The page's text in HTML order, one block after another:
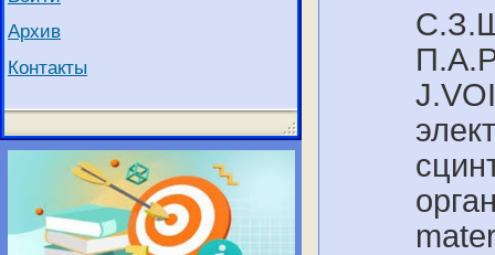
Архив
Контакты